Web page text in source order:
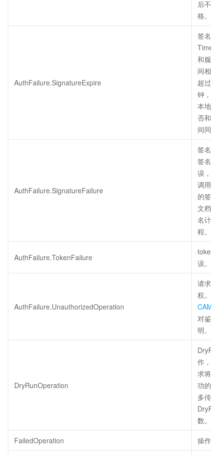
后不
格。
AuthFailure.SignatureExpire
签名
和服
间相
超过
钟，
本地
否和
间同
AuthFailure.SignatureFailure
签名
签名
误，
调用
的签
文档
名计
程。
AuthFailure.TokenFailure
token
误。
AuthFailure.UnauthorizedOperation
请求
权。
CAM
对鉴
明。
DryRunOperation
作，
求将
功的
多传了
数。
FailedOperation 操作